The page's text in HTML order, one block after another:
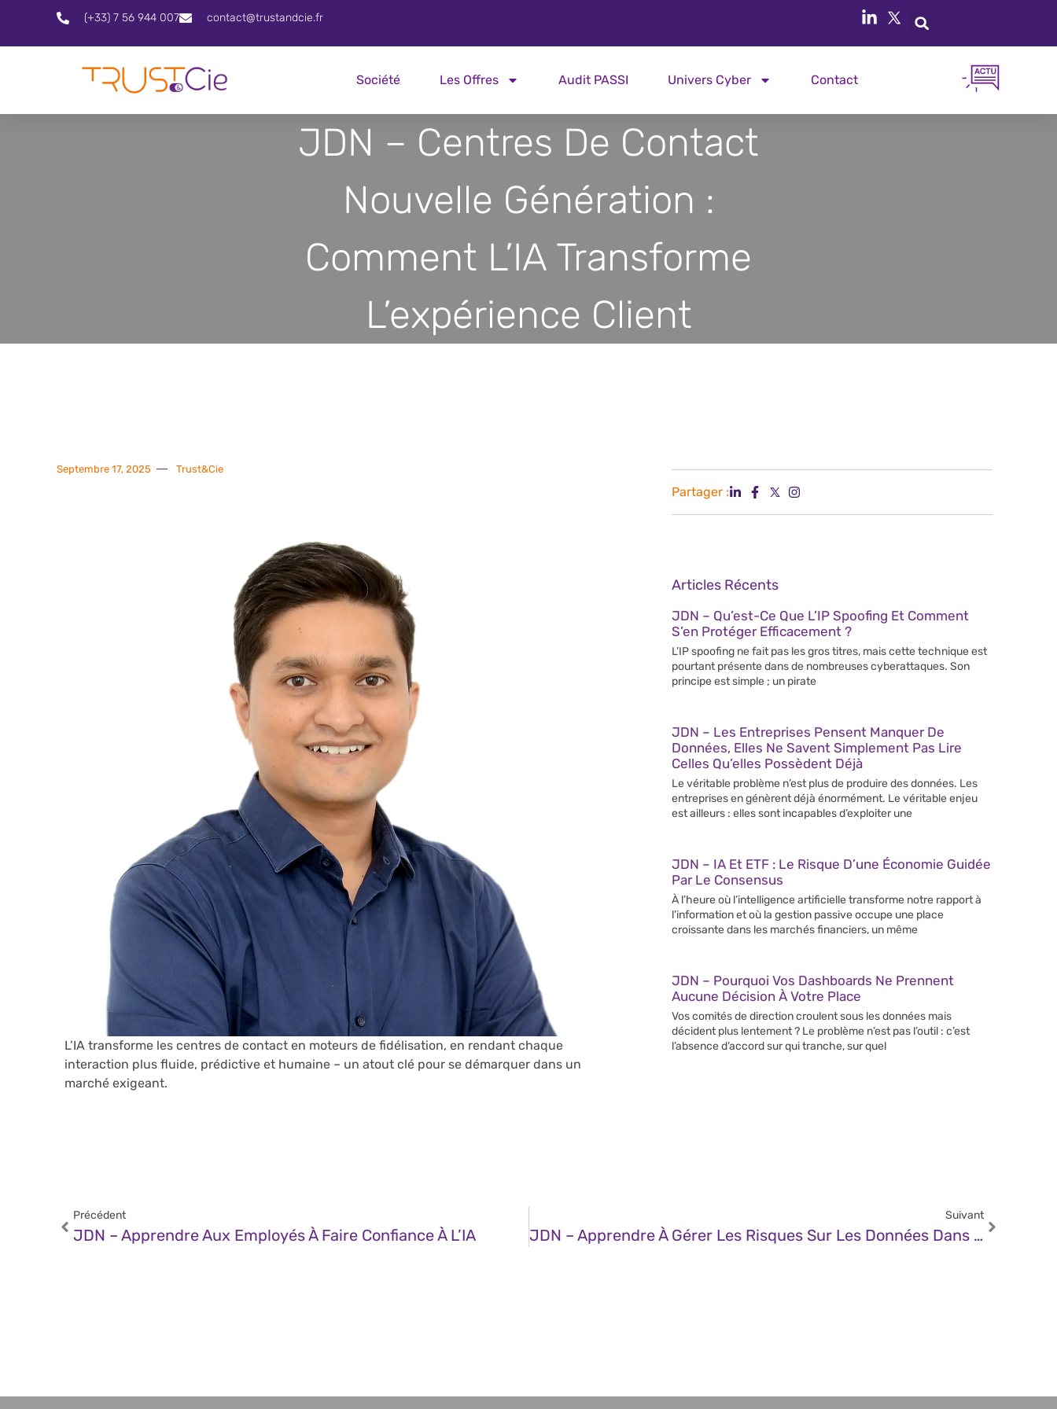
(+33) 7 56 944 007 contact@trustandcie.fr
Société Les Offres Audit PASSI Univers Cyber Contact
JDN – Centres De Contact
Nouvelle Génération :
Comment L’IA Transforme
L’expérience Client
Septembre 17, 2025 Trust&Cie
L’IA transforme les centres de contact en moteurs de fidélisation, en rendant chaque
interaction plus fluide, prédictive et humaine – un atout clé pour se démarquer dans un
marché exigeant.
Partager :
Articles Récents
JDN – Qu’est-Ce Que L’IP Spoofing Et Comment
S’en Protéger Efficacement ?
L’IP spoofing ne fait pas les gros titres, mais cette technique est
pourtant présente dans de nombreuses cyberattaques. Son
principe est simple ; un pirate
JDN – Les Entreprises Pensent Manquer De
Données, Elles Ne Savent Simplement Pas Lire
Celles Qu’elles Possèdent Déjà
Le véritable problème n’est plus de produire des données. Les
entreprises en génèrent déjà énormément. Le véritable enjeu
est ailleurs : elles sont incapables d’exploiter une
JDN – IA Et ETF : Le Risque D’une Économie Guidée
Par Le Consensus
À l’heure où l’intelligence artificielle transforme notre rapport à
l’information et où la gestion passive occupe une place
croissante dans les marchés financiers, un même
JDN – Pourquoi Vos Dashboards Ne Prennent
Aucune Décision À Votre Place
Vos comités de direction croulent sous les données mais
décident plus lentement ? Le problème n’est pas l’outil : c’est
l’absence d’accord sur qui tranche, sur quel
Précédent
JDN – Apprendre Aux Employés À Faire Confiance À L’IA
Suivant
JDN – Apprendre À Gérer Les Risques Sur Les Données Dans Les Écosystèmes Informatiques Tentaculaires